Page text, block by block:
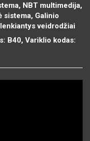
NBT multimedija,
sistema, Galinio
veidrodžiai
B40, Variklio kodas: